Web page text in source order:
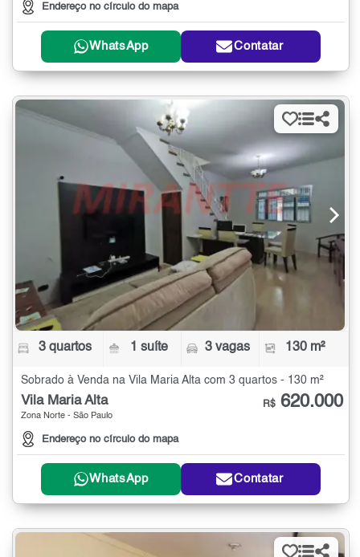
Endereço no círculo do mapa
WhatsApp Contatar
3 quartos 1 suíte 3 vagas 130 m²
Sobrado à Venda na Vila Maria Alta com 3 quartos - 130 m²
Vila Maria Alta
Zona Norte - São Paulo
Endereço no círculo do mapa
R$ 620.000
WhatsApp Contatar